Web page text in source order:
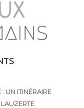
UN ITINÉRAIRE